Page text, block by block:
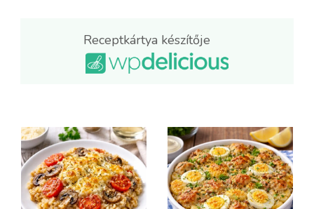
Receptkártya készítője